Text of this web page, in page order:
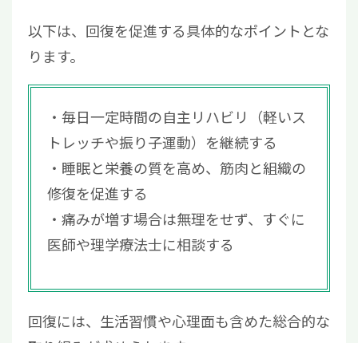
以下は、回復を促進する具体的なポイントとな
ります。
毎日一定時間の自主リハビリ（軽いス
トレッチや振り子運動）を継続する
睡眠と栄養の質を高め、筋肉と組織の
修復を促進する
痛みが増す場合は無理をせず、すぐに
医師や理学療法士に相談する
回復には、生活習慣や心理面も含めた総合的な